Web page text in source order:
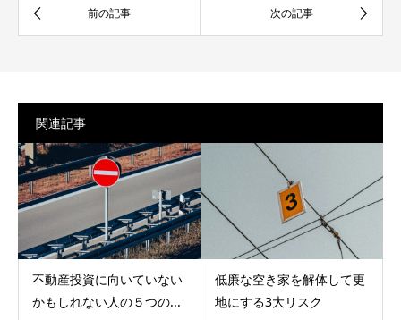
関連記事
不動産投資に向いていない
かもしれない人の５つの...
低廉な空き家を解体して更
地にする3大リスク